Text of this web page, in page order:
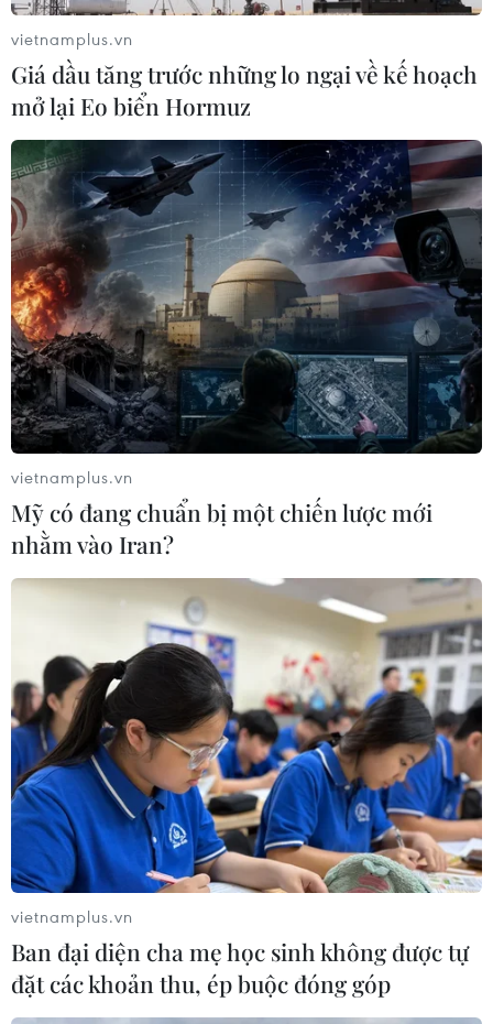
Chứng chỉ xanh về COVID-19 - 'giấy thông
hành' ở châu Âu
29/07/2021 02:40
Hộ chiếu sức khỏe sử dụng tại các quốc gia châu Âu
cho phép quyền đến một số địa điểm công cộng đối với
người sở hữu, là những người đã được tiêm chủng, khỏi
bệnh hoặc xét nghiệm âm tính.
Nhiều nước ghi nhận số ca mắc mới
COVID-19 tăng cao kỷ lục
29/07/2021 02:58
Trong 24 giờ qua, nhiều nước bao gồm Thái Lan,
Ireland, Thổ Nhĩ Kỳ và Maroc chứng kiến số ca mắc mới
COVID-19 theo ngày ở mức cao chưa từng thấy.
vietnamplus.vn
Giá dầu tăng trước những lo ngại về kế hoạch
mở lại Eo biển Hormuz
vietnamplus.vn
Mỹ có đang chuẩn bị một chiến lược mới
nhằm vào Iran?
vietnamplus.vn
Ban đại diện cha mẹ học sinh không được tự
đặt các khoản thu, ép buộc đóng góp